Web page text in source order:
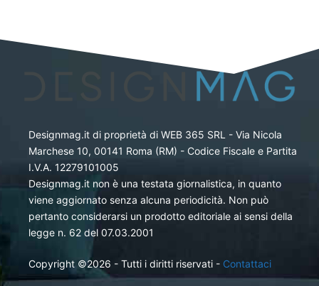
Designmag.it di proprietà di WEB 365 SRL - Via Nicola
Marchese 10, 00141 Roma (RM) - Codice Fiscale e Partita
I.V.A. 12279101005
Designmag.it non è una testata giornalistica, in quanto
viene aggiornato senza alcuna periodicità. Non può
pertanto considerarsi un prodotto editoriale ai sensi della
legge n. 62 del 07.03.2001
Copyright ©2026 - Tutti i diritti riservati - Contattaci